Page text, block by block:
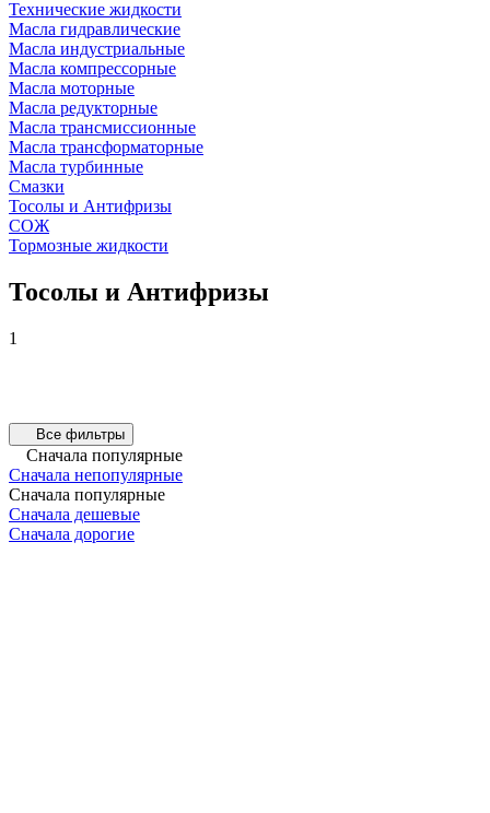
Технические жидкости
Масла гидравлические
Масла индустриальные
Масла компрессорные
Масла моторные
Масла редукторные
Масла трансмиссионные
Масла трансформаторные
Масла турбинные
Смазки
Тосолы и Антифризы
СОЖ
Тормозные жидкости
Тосолы и Антифризы
1
Все фильтры
Сначала популярные
Сначала непопулярные
Сначала популярные
Сначала дешевые
Сначала дорогие